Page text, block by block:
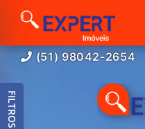
(51) 98042-2654
FILTROS